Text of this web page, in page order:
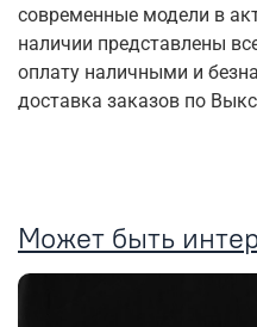
современные модели в
наличии представлены
оплату наличными и
доставка заказов по
Может быть